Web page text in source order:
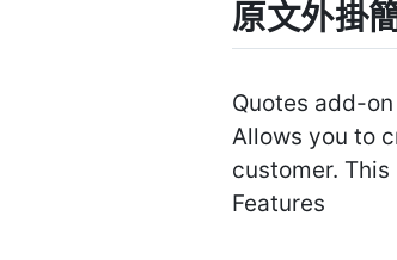
原文外掛
Quotes add-
Allows you to
customer.
Features